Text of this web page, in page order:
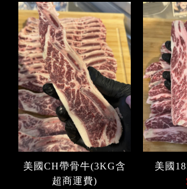
美國CH帶骨牛(3KG含
超商運費)
美國